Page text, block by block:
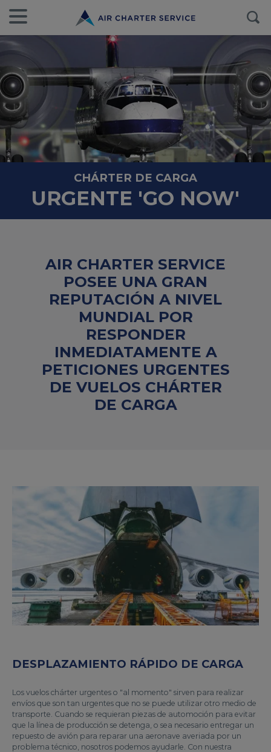
CHÁRTER DE CARGA
URGENTE 'GO NOW'
AIR CHARTER SERVICE
POSEE UNA GRAN
REPUTACIÓN A NIVEL
MUNDIAL POR
RESPONDER
INMEDIATAMENTE A
PETICIONES URGENTES
DE VUELOS CHÁRTER
DE CARGA
DESPLAZAMIENTO RÁPIDO DE CARGA
Los vuelos chárter urgentes o "al momento" sirven para realizar
envíos que son tan urgentes que no se puede utilizar otro medio de
transporte. Cuando se requieran piezas de automoción para evitar
que la línea de producción se detenga, o sea necesario entregar un
repuesto de avión para reparar una aeronave averiada por un
problema técnico, nosotros podemos ayudarle. Con nuestra